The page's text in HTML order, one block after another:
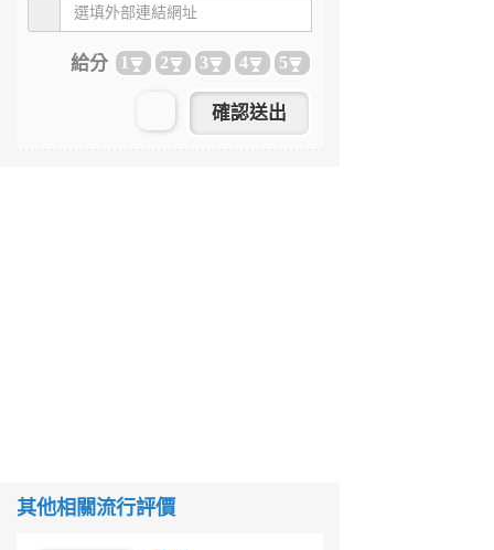
給分 1 2 3 4 5
其他相關流行評價